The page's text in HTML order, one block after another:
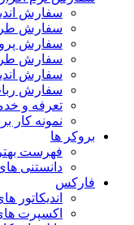
سفارش
سفارش
سفارش
سفارش
سفارش
سفارش
تعرفه و
نمونه کار
بروکر ها
فهرست
دانستنی
فارکس
اندیکاتور
اکسپرت